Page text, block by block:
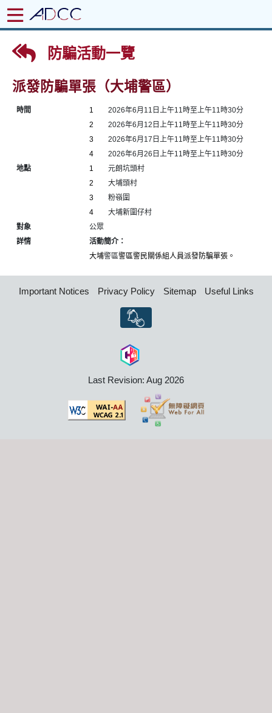
防騙活動一覽
派發防騙單張（大埔警區）
時間
1
2
3
4
2026年6月11日上午11時至上午11時30分
2026年6月12日上午11時至上午11時30分
2026年6月17日上午11時至上午11時30分
2026年6月26日上午11時至上午11時30分
地點
1
2
3
4
元朗坑頭村
大埔頭村
粉嶺圍
大埔新圍仔村
對象
公眾
詳情
活動簡介：
大埔警區警區警民關係組人員派發防騙單張。
Important Notices Privacy Policy Sitemap Useful Links
Last Revision: Aug 2026